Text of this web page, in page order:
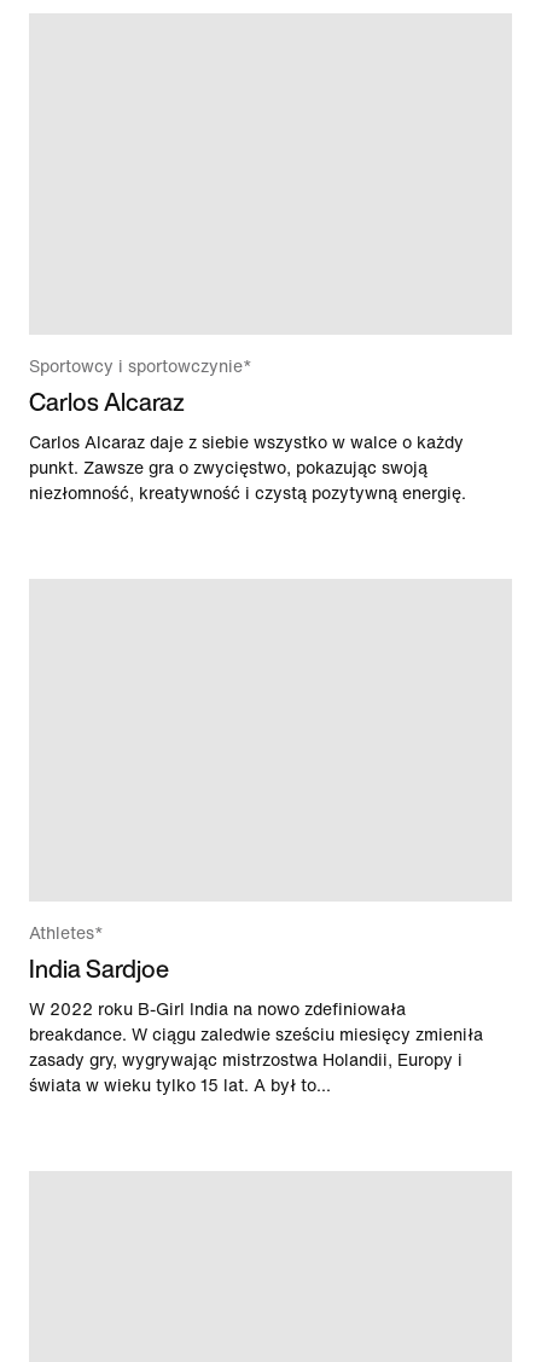
Sportowcy i sportowczynie*
Carlos Alcaraz
Carlos Alcaraz daje z siebie wszystko w walce o każdy
punkt. Zawsze gra o zwycięstwo, pokazując swoją
niezłomność, kreatywność i czystą pozytywną energię.
Athletes*
India Sardjoe
W 2022 roku B-Girl India na nowo zdefiniowała
breakdance. W ciągu zaledwie sześciu miesięcy zmieniła
zasady gry, wygrywając mistrzostwa Holandii, Europy i
świata w wieku tylko 15 lat. A był to...